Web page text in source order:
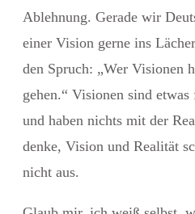
Ablehnung. Gerade wir
einer Vision gerne ins
den Spruch: „Wer Visionen
gehen.“ Visionen sind
und haben nichts mit der
denke, Vision und Realität
nicht aus.